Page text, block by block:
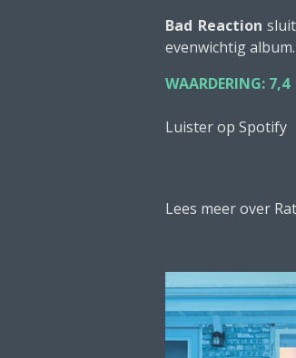
Bad Reaction
evenwichtig
WAARDERING: 7,4
Luister op Spotify
Lees meer over